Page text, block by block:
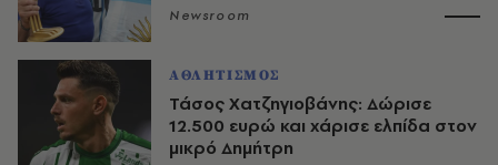
Newsroom
ΑΘΛΗΤΙΣΜΟΣ
Τάσος Χατζηγιοβάνης: Δώρισε
12.500 ευρώ και χάρισε ελπίδα στον
μικρό Δημήτρη